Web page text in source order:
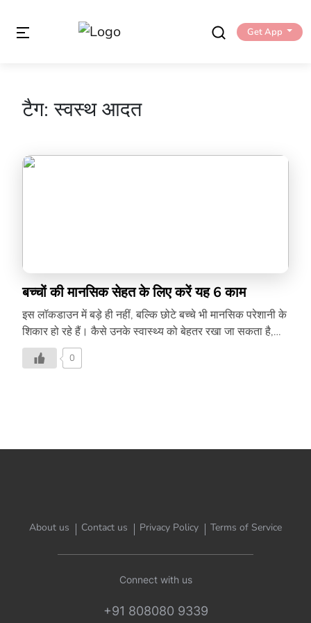
Get App
टैग:स्वस्थ आदत
बच्चों की मानसिक सेहत के लिए करें यह 6 काम
इस लॉकडाउन में बड़े ही नहीं, बल्कि छोटे बच्चे भी मानसिक परेशानी के
शिकार हो रहे हैं। कैसे उनके स्वास्थ्य को बेहतर रखा जा सकता है,
पढ़िए इस लेख में-
0
About us Contact us Privacy Policy Terms of Service
Connect with us
+91 808080 9339